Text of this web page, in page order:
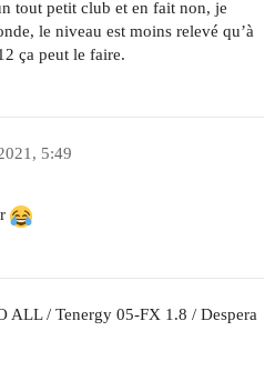
tout petit club et en fait non, je
le niveau est moins relevé qu’à
ça peut le faire.
5:49
ALL / Tenergy 05-FX 1.8 / Despera